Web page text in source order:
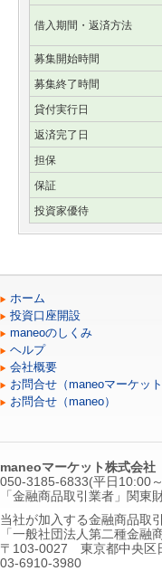
借入期間・返済方法
募集開始時間
募集終了時間
貸付実行日
返済完了日
担保
保証
投資家優待
ホーム
投資口座開設
maneoのしくみ
ヘルプ
会社概要
お問合せ（maneoマーケット
お問合せ（maneo）
maneoマーケット株式会社
050-3185-6833(平日10:00
「金融商品取引業者」関東
当社が加入する金融商品取
「一般社団法人第二種金融
〒103-0027 東京都中央区
03-6910-3980